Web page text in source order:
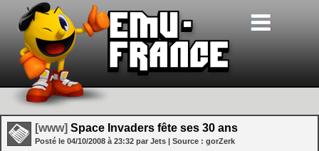
[www] Space Invaders fête ses 30 ans
Posté le 04/10/2008 à 23:32 par Jets | Source : gorZerk